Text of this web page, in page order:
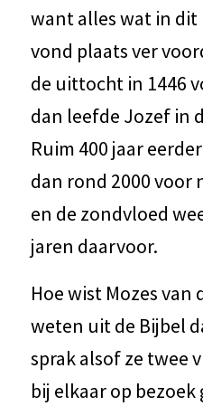
want alles wat in
vond plaats ver
de uittocht in 1446
dan leefde Jozef in
Ruim 400 jaar
dan rond 2000 voor
en de zondvloed
jaren daarvoor.
Hoe wist Mozes van
weten uit de Bijbel
sprak alsof ze twee
bij elkaar op bezoek